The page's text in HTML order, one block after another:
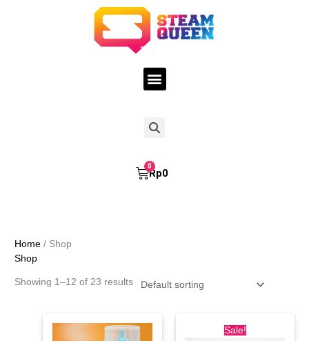
Menu
Search
Rp0
Cart
Home / Shop
Shop
Showing 1–12 of 23 results
Sale!
price